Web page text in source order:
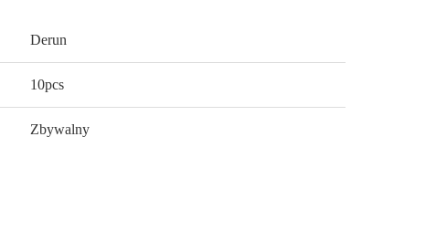
Derun
10pcs
Zbywalny